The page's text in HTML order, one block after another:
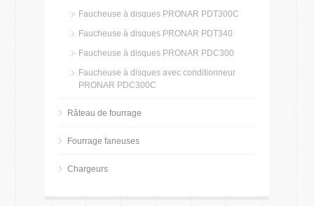
Faucheuse à disques PRONAR PDT300C
Faucheuse à disques PRONAR PDT340
Faucheuse à disques PRONAR PDC300
Faucheuse à disques avec conditionneur
PRONAR PDC300C
Râteau de fourrage
Fourrage faneuses
Chargeurs